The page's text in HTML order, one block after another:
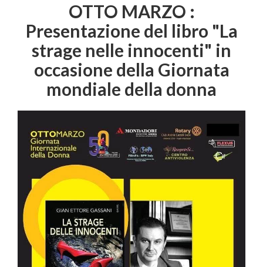
OTTO MARZO :
Presentazione del libro "La
strage nelle innocenti" in
occasione della Giornata
mondiale della donna